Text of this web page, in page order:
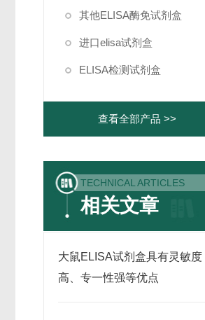
其他ELISA酶免试剂盒
进口elisa试剂盒
ELISA检测试剂盒
查看全部产品 >>
TECHNICAL ARTICLES
相关文章
大鼠ELISA试剂盒具有灵敏度
高、专一性强等优点